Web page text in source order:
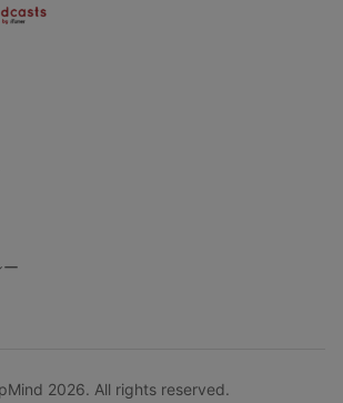
2026. All rights reserved.